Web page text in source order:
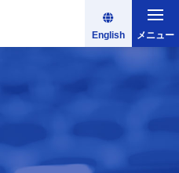
English メニュー